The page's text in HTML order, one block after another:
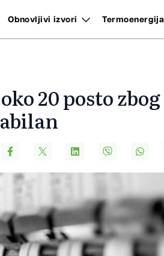
Obnovljivi izvori Termoenergija
20 posto zbog